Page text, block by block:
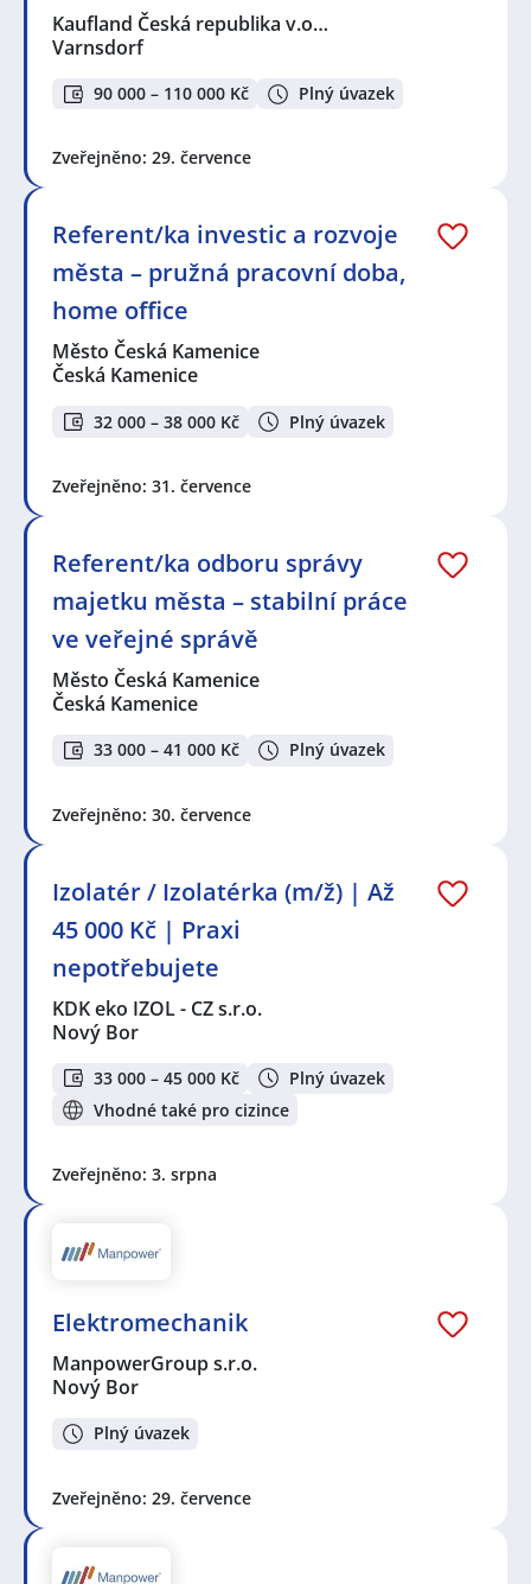
Kaufland Česká republika v.o…
Varnsdorf
90 000 – 110 000 Kč Plný úvazek
Zveřejněno: 29. července
Referent/ka investic a rozvoje
města – pružná pracovní doba,
home office
Město Česká Kamenice
Česká Kamenice
32 000 – 38 000 Kč Plný úvazek
Zveřejněno: 31. července
Referent/ka odboru správy
majetku města – stabilní práce
ve veřejné správě
Město Česká Kamenice
Česká Kamenice
33 000 – 41 000 Kč Plný úvazek
Zveřejněno: 30. července
Izolatér / Izolatérka (m/ž) | Až
45 000 Kč | Praxi
nepotřebujete
KDK eko IZOL - CZ s.r.o.
Nový Bor
33 000 – 45 000 Kč
Plný úvazek
Vhodné také pro cizince
Zveřejněno: 3. srpna
Elektromechanik
ManpowerGroup s.r.o.
Nový Bor
Plný úvazek
Zveřejněno: 29. července